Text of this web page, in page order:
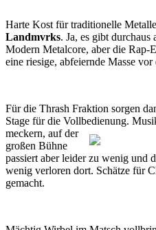
Harte Kost für traditionelle
Landmvrks. Ja, es gibt
Modern Metalcore, aber die Rap-
eine riesige, abfeiernde Masse
Für die Thrash Fraktion sorgen
Stage für die Vollbedienung.
meckern, auf der
großen Bühne
passiert aber leider zu wenig und
wenig verloren dort. Schätze für
gemacht.